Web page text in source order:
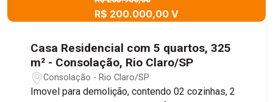
R$ 200.000,00 V
Casa Residencial com 5 quartos, 325
m² - Consolação, Rio Claro/SP
Consolação - Rio Claro/SP
Imovel para demolição, contendo 02 cozinhas, 2